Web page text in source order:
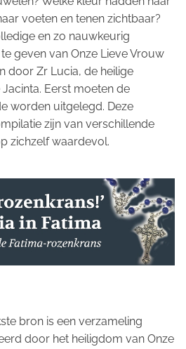
voeten en tenen zichtbaar?
en zo nauwkeurig
geven van Onze Lieve Vrouw
door Zr Lucia, de heilige
Eerst moeten de
worden uitgelegd. Deze
zijn van verschillende
zichzelf waardevol.
bron is een verzameling
door het heiligdom van Onze